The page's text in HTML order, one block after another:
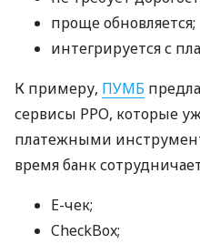
проще обновляется;
интегрируется с
К примеру, ПУМБ
сервисы РРО, которые
платежными
время банк
E-чек;
CheckBox;